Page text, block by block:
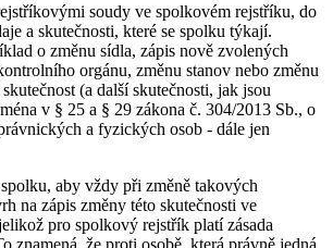
soudy ve spolkovém rejstříku, do
a skutečnosti, které se spolku týkají.
o změnu sídla, zápis nově zvolených
orgánu, změnu stanov nebo změnu
(a další skutečnosti, jak jsou
v § 25 a § 29 zákona č. 304/2013 Sb., o
a fyzických osob - dále jen
aby vždy při změně takových
na zápis změny této skutečnosti ve
pro spolkový rejstřík platí zásada
znamená, že proti osobě, která právně jedná